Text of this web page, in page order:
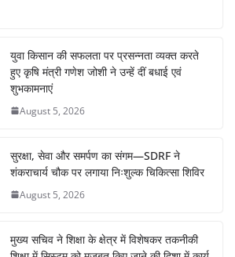
युवा किसान की सफलता पर प्रसन्नता व्यक्त करते
हुए कृषि मंत्री गणेश जोशी ने उन्हें दीं बधाई एवं
शुभकामनाएं
August 5, 2026
सुरक्षा, सेवा और समर्पण का संगम—SDRF ने
शंकराचार्य चौक पर लगाया निःशुल्क चिकित्सा शिविर
August 5, 2026
मुख्य सचिव ने शिक्षा के क्षेत्र में विशेषकर तकनीकी